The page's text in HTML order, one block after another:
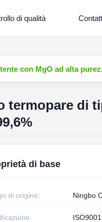
di qualità
con MgO ad alta
termopare di
di base
di origine: Ningbo